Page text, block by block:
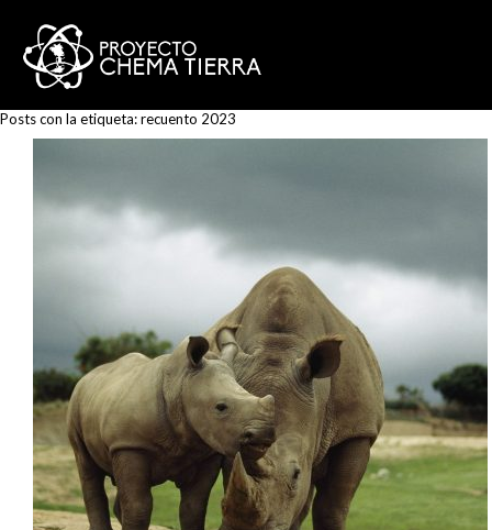
Posts con la etiqueta:recuento 2023